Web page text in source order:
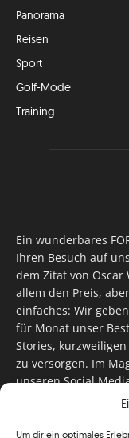
Um dir ein optimales
Panorama
Reisen
Sport
Golf-Mode
Training
Ein wunderbares
Ihren Besuch auf
dem Zitat von Oscar
allem den Preis,
einfaches: Wir
für Monat unser
Stories,
zu versorgen. Im
unseren Social
klassischen